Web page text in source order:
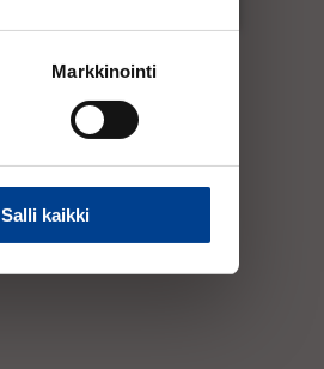
Markkinointi
Salli kaikki